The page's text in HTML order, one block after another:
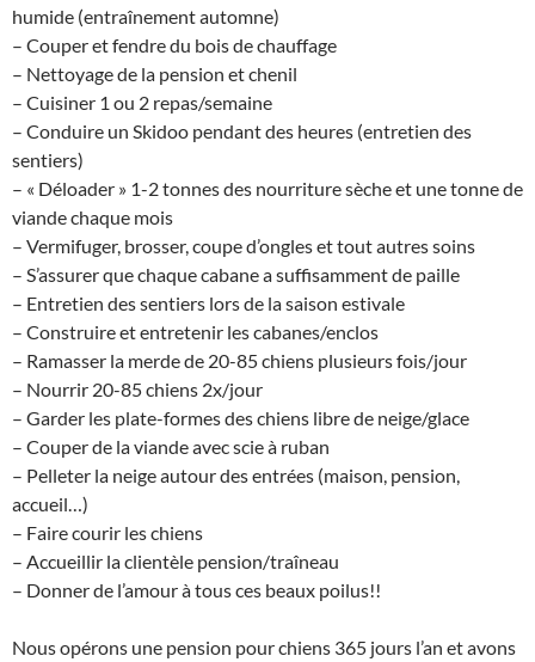
humide (entraînement automne)
– Couper et fendre du bois de chauffage
– Nettoyage de la pension et chenil
– Cuisiner 1 ou 2 repas/semaine
– Conduire un Skidoo pendant des heures (entretien des
sentiers)
– « Déloader » 1-2 tonnes des nourriture sèche et une tonne de
viande chaque mois
– Vermifuger, brosser, coupe d’ongles et tout autres soins
– S’assurer que chaque cabane a suffisamment de paille
– Entretien des sentiers lors de la saison estivale
– Construire et entretenir les cabanes/enclos
– Ramasser la merde de 20-85 chiens plusieurs fois/jour
– Nourrir 20-85 chiens 2x/jour
– Garder les plate-formes des chiens libre de neige/glace
– Couper de la viande avec scie à ruban
– Pelleter la neige autour des entrées (maison, pension,
accueil…)
– Faire courir les chiens
– Accueillir la clientèle pension/traîneau
– Donner de l’amour à tous ces beaux poilus!!
Nous opérons une pension pour chiens 365 jours l’an et avons